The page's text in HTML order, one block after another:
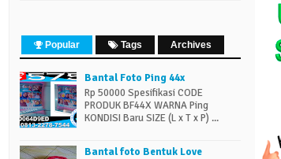
Popular Tags Archives
Bantal Foto Ping 44x
Rp 50000 Spesifikasi CODE
PRODUK BF44X WARNA Ping
KONDISI Baru SIZE (L x T x P) ...
Bantal foto Bentuk Love